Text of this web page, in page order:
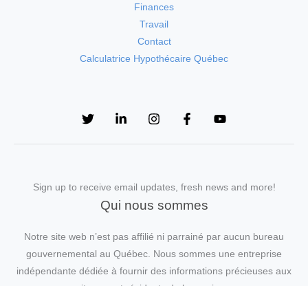
Finances
Travail
Contact
Calculatrice Hypothécaire Québec
Sign up to receive email updates, fresh news and more!
Qui nous sommes
Notre site web n’est pas affilié ni parrainé par aucun bureau
gouvernemental au Québec. Nous sommes une entreprise
indépendante dédiée à fournir des informations précieuses aux